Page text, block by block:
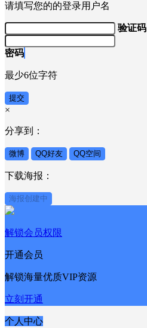
请填写您的的登录用户名
验证码
密码
最少6位字符
提交
×
分享到：
微博 QQ好友 QQ空间
下载海报：
海报创建中
解锁会员权限
开通会员
解锁海量优质VIP资源
立刻开通
个人中心